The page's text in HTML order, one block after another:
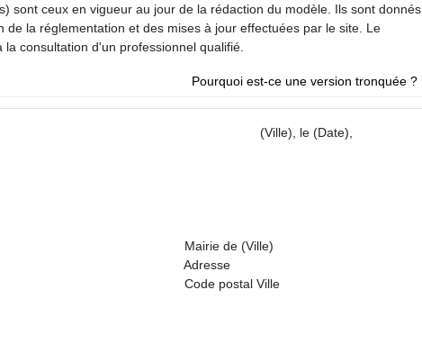
sont ceux en vigueur au jour de la rédaction du modèle. Ils sont donnés
de la réglementation et des mises à jour effectuées par le site. Le
consultation d'un professionnel qualifié.
Pourquoi est-ce une version tronquée ?
(Ville), le (Date),
(Ville)
Ville